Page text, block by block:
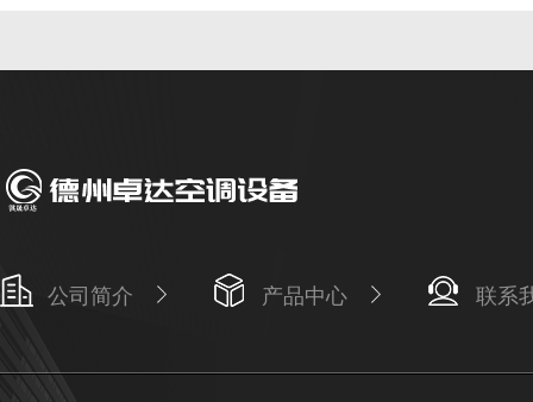
公司简介 产品中心 联系